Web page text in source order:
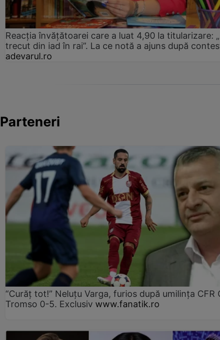
Reacția învățătoarei care a luat 4,90 la titularizare:
trecut din iad în rai”. La ce notă a ajuns după
adevarul.ro
Parteneri
“Curăț tot!” Neluțu Varga, furios după umilința CFR
Tromso 0-5. Exclusiv www.fanatik.ro